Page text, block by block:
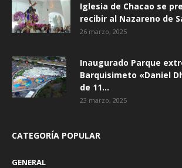
Iglesia de Chacao se
recibir al Nazareno de
26 marzo, 2025
Inaugurado Parque
Barquisimeto «Daniel
de 11...
23 marzo, 2025
CATEGORÍA POPULAR
GENERAL